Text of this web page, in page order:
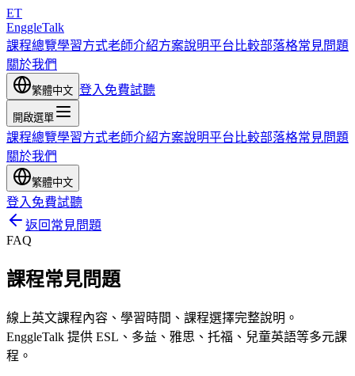
ET
EnggleTalk
課程總覽學習方式老師介紹方案說明平台比較部落格常見問題
關於我們
繁體中文 登入 免費試聽
開啟選單
課程總覽學習方式老師介紹方案說明平台比較部落格常見問題
關於我們
繁體中文
登入 免費試聽
返回常見問題
FAQ
課程常見問題
線上英文課程內容、學習時間、課程選擇完整說明。
EnggleTalk 提供 ESL、多益、雅思、托福、兒童英語等多元課
程。